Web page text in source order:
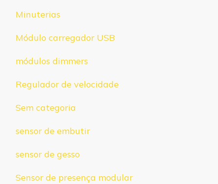
Minuterias
Módulo carregador USB
módulos dimmers
Regulador de velocidade
Sem categoria
sensor de embutir
sensor de gesso
Sensor de presença modular